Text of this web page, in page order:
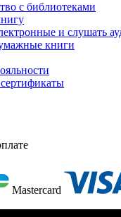
с библиотеками
и слушать
книги
Mastercard